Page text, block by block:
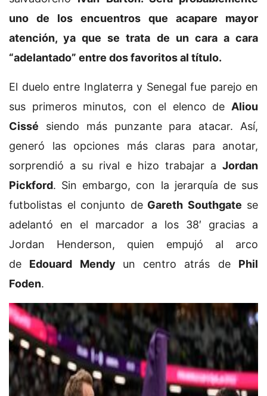
uno de los encuentros que acapare mayor
atención, ya que se trata de un cara a cara
“adelantado” entre dos favoritos al título.
El duelo entre Inglaterra y Senegal fue parejo en
sus primeros minutos, con el elenco de Aliou
Cissé siendo más punzante para atacar. Así,
generó las opciones más claras para anotar,
sorprendió a su rival e hizo trabajar a Jordan
Pickford. Sin embargo, con la jerarquía de sus
futbolistas el conjunto deGareth Southgate se
adelantó en el marcador a los 38′ gracias a
Jordan Henderson, quien empujó al arco
de Edouard Mendy un centro atrás de Phil
Foden.